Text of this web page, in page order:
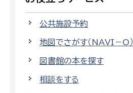
公共施設予約
地図でさがす（NAVI－O）
図書館の本を探す
相談をする